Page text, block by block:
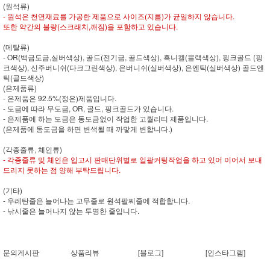
(원석류)
- 원석은 천연재료를 가공한 제품으로 사이즈(지름)가 균일하지 않습니다.
또한 약간의 불량(스크래치,깨짐)을 포함하고 있습니다.
(메탈류)
- OR(백금도금,실버색상), 골드(전기금, 골드색상), 흑니켈(블랙색상), 핑크골드 (핑
크색상), 신주버니쉬(다크그린색상), 은버니쉬(실버색상), 은엔틱(실버색상) 골드엔
틱(골드색상)
(은제품류)
- 은제품은 92.5%(정은)제품입니다.
- 도금에 따라 무도금, OR, 골드, 핑크골드가 있습니다.
- 은제품에 하는 도금은 동도금없이 작업한 고퀄리티 제품입니다.
(은제품에 동도금을 하면 변색될 때 까맣게 변합니다.)
(각종줄류, 체인류)
- 각종줄류 및 체인은 입고시 판매단위별로 일괄커팅작업을 하고 있어 이어서 보내
드리지 못하는 점 양해 부탁드립니다.
(기타)
- 우레탄줄은 늘어나는 고무줄로 원석팔찌줄에 적합합니다.
- 낚시줄은 늘어나지 않는 투명한 줄입니다.
문의게시판 상품리뷰 [블로그] [인스타그램]